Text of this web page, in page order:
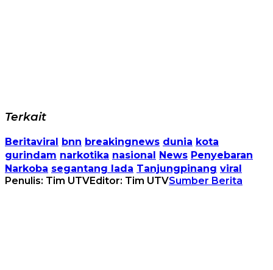
Terkait
Beritaviral bnn breakingnews dunia kota
gurindam narkotika nasional News Penyebaran
Narkoba segantang lada Tanjungpinang viral
Penulis: Tim UTVEditor: Tim UTVSumber Berita